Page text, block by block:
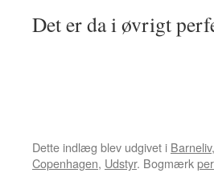
Det er da i øvrigt
Dette indlæg blev udgivet i Barneliv,
Copenhagen, Udstyr. Bogmærk